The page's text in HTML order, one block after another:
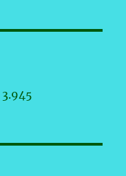
3.945